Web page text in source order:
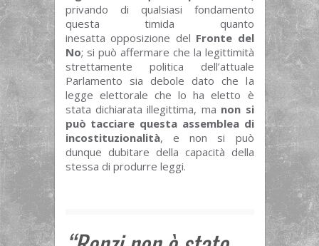
privando di qualsiasi fondamento
questa timida quanto
inesatta opposizione del Fronte del
No; si può affermare che la legittimità
strettamente politica dell’attuale
Parlamento sia debole dato che la
legge elettorale che lo ha eletto è
stata dichiarata illegittima, ma non si
può tacciare questa assemblea di
incostituzionalità, e non si può
dunque dubitare della capacità della
stessa di produrre leggi.